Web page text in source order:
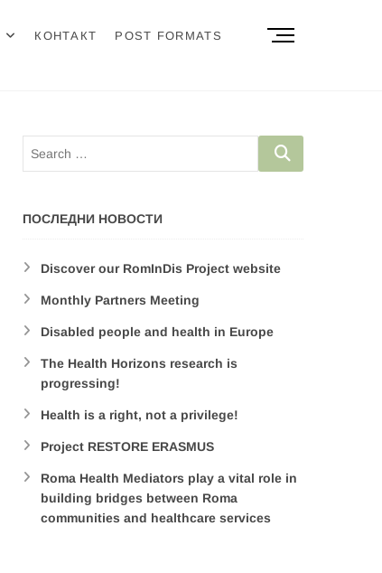
КОНТАКТ POST FORMATS
M
u
t
t
ПОСЛЕДНИ НОВОСТИ
Discover our RomInDis Project website
Monthly Partners Meeting
Disabled people and health in Europe
The Health Horizons research is
progressing!
Health is a right, not a privilege!
Project RESTORE ERASMUS
Roma Health Mediators play a vital role in
building bridges between Roma
communities and healthcare services